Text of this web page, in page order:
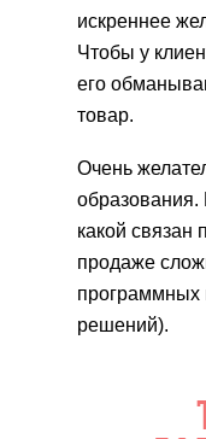
искреннее
Чтобы у
его
товар.
Очень
образования.
какой связан
продаже
программных
решений).